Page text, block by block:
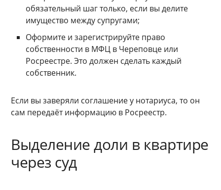
обязательный шаг только, если вы делите
имущество между супругами;
Оформите и зарегистрируйте право
собственности в МФЦ в Череповце или
Росреестре. Это должен сделать каждый
собственник.
Если вы заверяли соглашение у нотариуса, то он
сам передаёт информацию в Росреестр.
Выделение доли в квартире
через суд